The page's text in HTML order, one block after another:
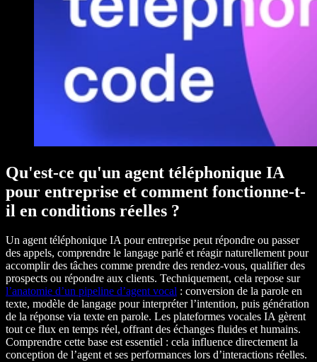
Qu'est-ce qu'un agent téléphonique IA
pour entreprise et comment fonctionne-t-
il en conditions réelles ?
Un agent téléphonique IA pour entreprise peut répondre ou passer
des appels, comprendre le langage parlé et réagir naturellement pour
accomplir des tâches comme prendre des rendez-vous, qualifier des
prospects ou répondre aux clients. Techniquement, cela repose sur
l’anatomie d’un pipeline d’agent vocal : conversion de la parole en
texte, modèle de langage pour interpréter l’intention, puis génération
de la réponse via texte en parole. Les plateformes vocales IA gèrent
tout ce flux en temps réel, offrant des échanges fluides et humains.
Comprendre cette base est essentiel : cela influence directement la
conception de l’agent et ses performances lors d’interactions réelles.